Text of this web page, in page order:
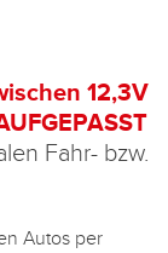
12,3V
Fahr- bzw.
Autos per